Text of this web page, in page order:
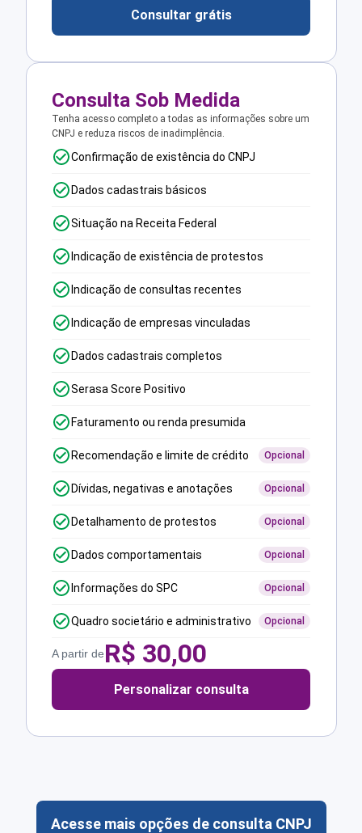
Consultar grátis
Consulta Sob Medida
Tenha acesso completo a todas as informações sobre um
CNPJ e reduza riscos de inadimplência.
Confirmação de existência do CNPJ
Dados cadastrais básicos
Situação na Receita Federal
Indicação de existência de protestos
Indicação de consultas recentes
Indicação de empresas vinculadas
Dados cadastrais completos
Serasa Score Positivo
Faturamento ou renda presumida
Recomendação e limite de crédito Opcional
Dívidas, negativas e anotações Opcional
Detalhamento de protestos Opcional
Dados comportamentais Opcional
Informações do SPC Opcional
Quadro societário e administrativo Opcional
A partir deR$ 30,00
Personalizar consulta
Acesse mais opções de consulta CNPJ